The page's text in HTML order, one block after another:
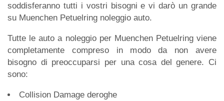
soddisferanno tutti i vostri bisogni e vi darò un grande
su Muenchen Petuelring noleggio auto.
Tutte le auto a noleggio per Muenchen Petuelring viene
completamente compreso in modo da non avere
bisogno di preoccuparsi per una cosa del genere. Ci
sono:
Collision Damage deroghe